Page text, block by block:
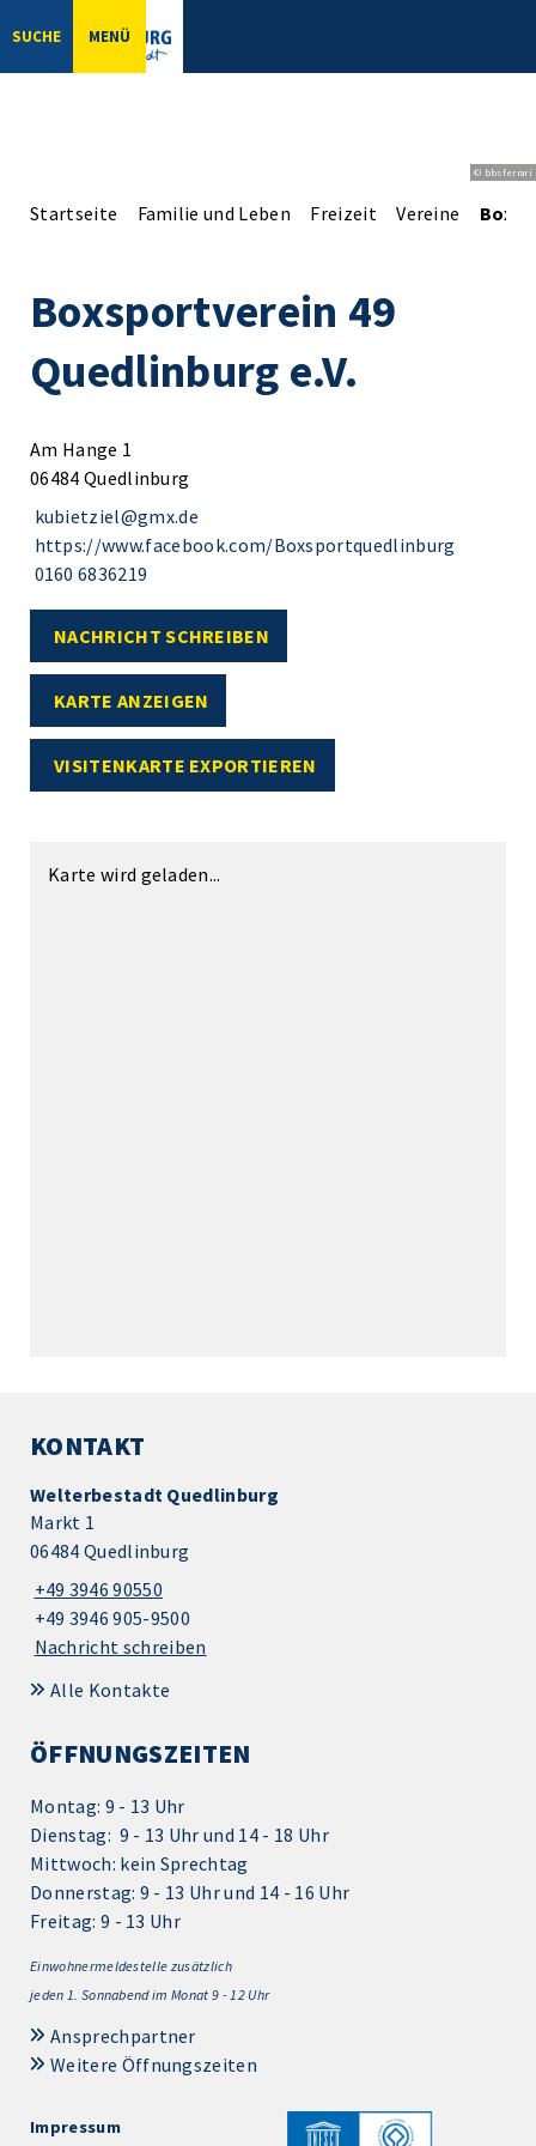
SUCHE MENÜ
© bbsferrari
Startseite Familie und Leben Freizeit Vereine
Boxsportverein 49
Quedlinburg e.V.
Am Hange 1
06484 Quedlinburg
kubietziel@gmx.de
https://www.facebook.com/Boxsportquedlinburg
0160 6836219
NACHRICHT SCHREIBEN
KARTE ANZEIGEN
VISITENKARTE EXPORTIEREN
Karte wird geladen...
KONTAKT
Welterbestadt Quedlinburg
Markt 1
06484 Quedlinburg
+49 3946 90550
+49 3946 905-9500
Nachricht schreiben
Alle Kontakte
ÖFFNUNGSZEITEN
Montag: 9 - 13 Uhr
Dienstag: 9 - 13 Uhr und 14 - 18 Uhr
Mittwoch: kein Sprechtag
Donnerstag: 9 - 13 Uhr und 14 - 16 Uhr
Freitag: 9 - 13 Uhr
Einwohnermeldestelle zusätzlich
jeden 1. Sonnabend im Monat 9 - 12 Uhr
Ansprechpartner
Weitere Öffnungszeiten
Impressum